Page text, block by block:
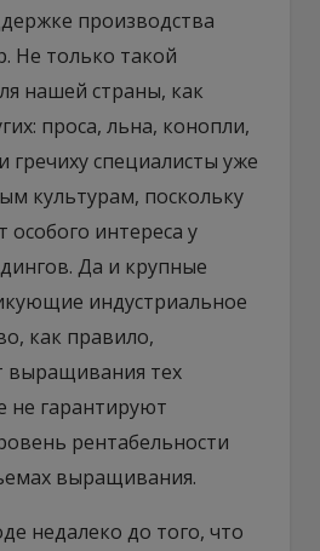
производства
Не только такой
нашей страны, как
проса, льна, конопли,
специалисты уже
культурам, поскольку
интереса у
Да и крупные
индустриальное
как правило,
выращивания тех
не гарантируют
рентабельности
выращивания.
недалеко до того, что